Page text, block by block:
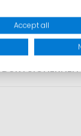
Polyester
Accept all